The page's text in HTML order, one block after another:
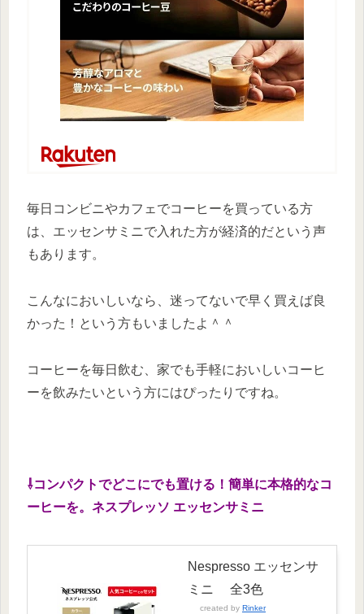
毎日コンビニやカフェでコーヒーを買っている方
は、エッセンサミニで入れた方が経済的だという声
もあります。
こんなにおいしいなら、迷ってないで早く買えば良
かった！という方もいましたよ＾＾
コーヒーを毎日飲む、家でも手軽においしいコーヒ
ーを飲みたいという方にはぴったりですね。
⇩コンパクトでどこにでも置ける！簡単に本格的なコ
ーヒーを。ネスプレッソ エッセンサミニ
Nespresso エッセンサ
ミニ 全3色
created by Rinker